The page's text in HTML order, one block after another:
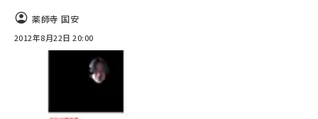
薬師寺 国安
2012年8月22日 20:00